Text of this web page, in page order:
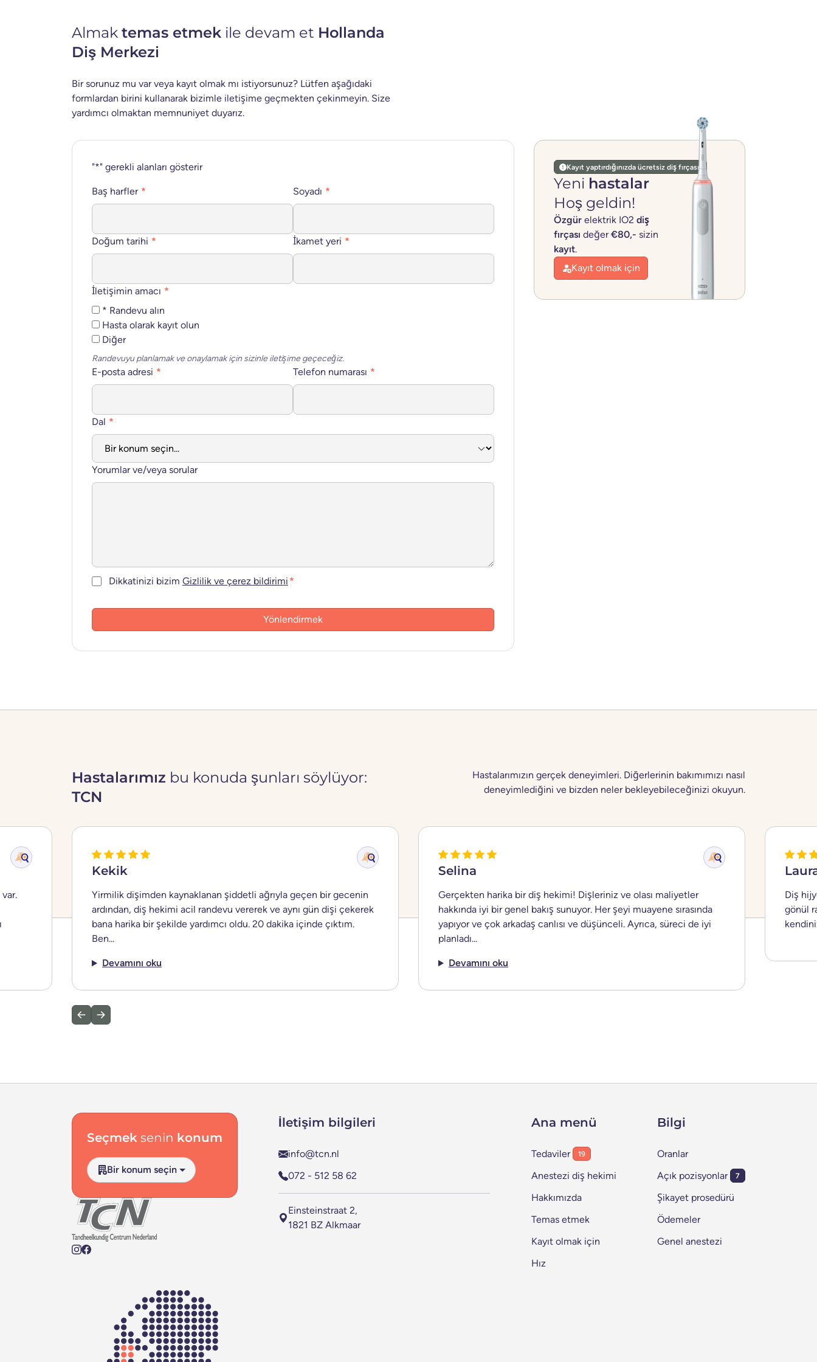
Almak temas etmek ile devam et Hollanda
Diş Merkezi
Bir sorunuz mu var veya kayıt olmak mı istiyorsunuz? Lütfen aşağıdaki
formlardan birini kullanarak bizimle iletişime geçmekten çekinmeyin. Size
yardımcı olmaktan memnuniyet duyarız.
"*" gerekli alanları gösterir
Baş harfler * Soyadı *
Doğum tarihi * İkamet yeri *
İletişimin amacı *
* Randevu alın
Hasta olarak kayıt olun
Diğer
Randevuyu planlamak ve onaylamak için sizinle iletişime geçeceğiz.
E-posta adresi * Telefon numarası *
Dal *
Yorumlar ve/veya sorular
Onay *
Dikkatinizi bizim Gizlilik ve çerez bildirimi *
Kayıt yaptırdığınızda ücretsiz diş fırçası!
Yeni hastalar
Hoş geldin!
Özgür elektrik IO2 diş
fırçası değer€80,- sizin
kayıt.
Kayıt olmak için
Hastalarımız bu konuda şunları söylüyor:
TCN
Hastalarımızın gerçek deneyimleri. Diğerlerinin bakımımızı nasıl
deneyimlediğini ve bizden neler bekleyebileceğinizi okuyun.
Kekik
Yirmilik dişimden kaynaklanan şiddetli ağrıyla geçen bir gecenin
ardından, diş hekimi acil randevu vererek ve aynı gün dişi çekerek
bana harika bir şekilde yardımcı oldu. 20 dakika içinde çıktım.
Ben...
Devamını oku
Selina
Gerçekten harika bir diş hekimi! Dişleriniz ve olası maliyetler
hakkında iyi bir genel bakış sunuyor. Her şeyi muayene sırasında
yapıyor ve çok arkadaş canlısı ve düşünceli. Ayrıca, süreci de iyi
planladı...
Devamını oku
Diş
gönül
Seçmek senin konum
Bir konum seçin
İletişim bilgileri
info@tcn.nl
072 - 512 58 62
Einsteinstraat 2,
1821 BZ Alkmaar
Ana menü
Tedaviler 19
Anestezi diş hekimi
Hakkımızda
Temas etmek
Kayıt olmak için
Hız
Bilgi
Oranlar
Açık pozisyonlar
7
Şikayet prosedürü
Ödemeler
Genel anestezi